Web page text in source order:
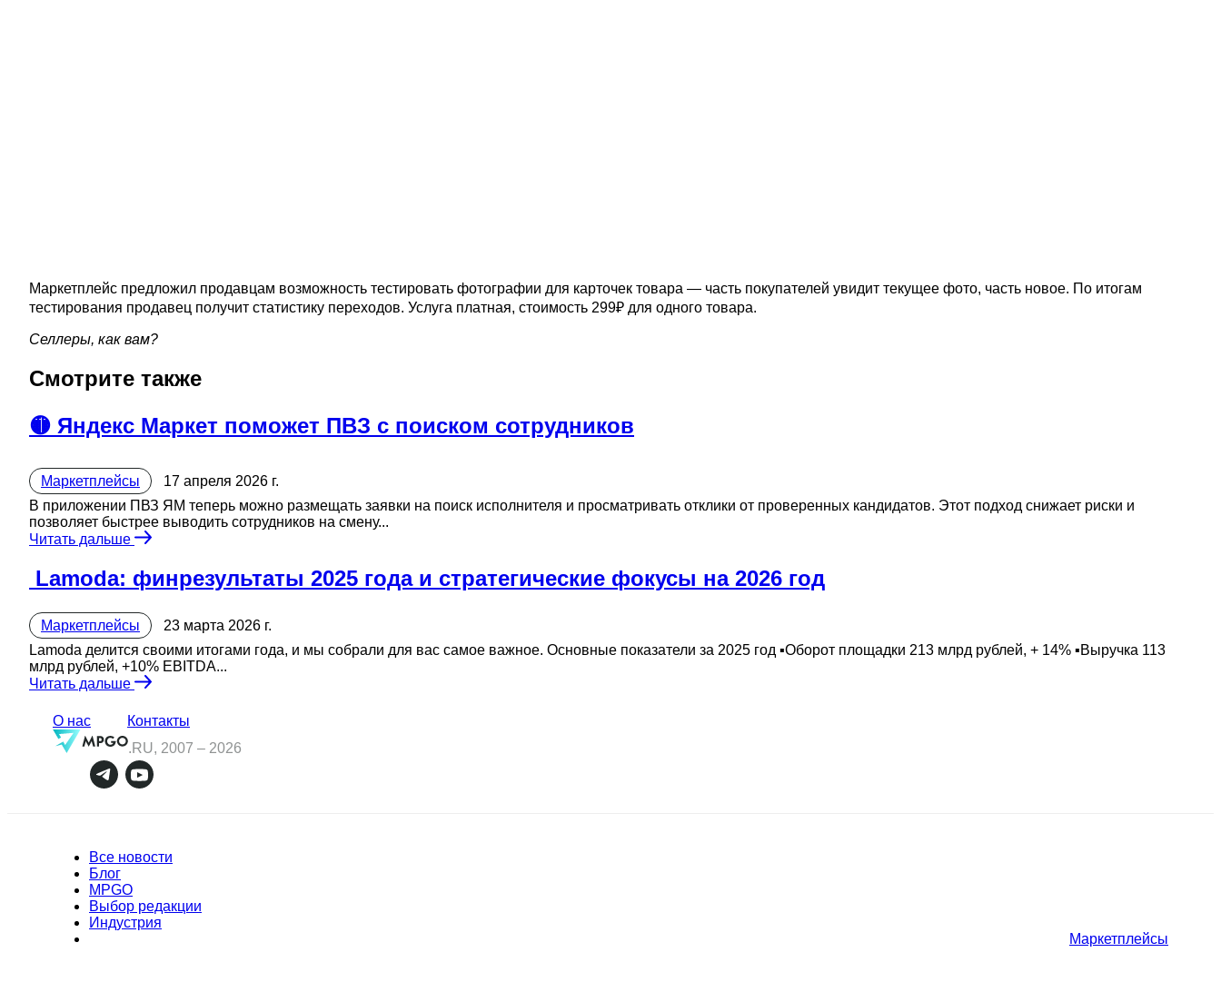
Маркетплейс предложил продавцам возможность тестировать фотографии для карточек товара — часть покупателей увидит текущее фото, часть новое. По итогам
тестирования продавец получит статистику переходов. Услуга платная, стоимость 299₽ для одного товара.
Селлеры, как вам?
Смотрите также
🟡 Яндекс Маркет поможет ПВЗ с поиском сотрудников
Маркетплейсы
17 апреля 2026 г.
В приложении ПВЗ ЯМ теперь можно размещать заявки на поиск исполнителя и просматривать отклики от проверенных кандидатов. Этот подход снижает риски и
позволяет быстрее выводить сотрудников на смену...
Читать дальше
️ Lamoda: финрезультаты 2025 года и стратегические фокусы на 2026 год
Маркетплейсы
23 марта 2026 г.
Lamoda делится своими итогами года, и мы собрали для вас самое важное. Основные показатели за 2025 год ▪️Оборот площадки 213 млрд рублей, + 14% ▪️Выручка 113
млрд рублей, +10% EBITDA...
Читать дальше
О нас
Контакты
.RU, 2007 – 2026
Все новости
Блог
MPGO
Выбор редакции
Индустрия
Маркетплейсы